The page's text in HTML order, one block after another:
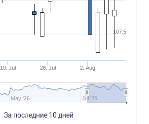
19. Jul 26. Jul 2. Aug
May '26 Jul '26
107.5
За последние 10 дней